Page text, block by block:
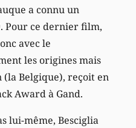
a connu un
Pour ce dernier film,
avec le
les origines mais
(la Belgique), reçoit en
Award à Gand.
lui-même, Besciglia